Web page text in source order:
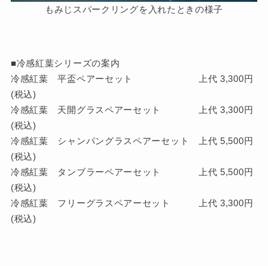
もみじスパークリングを入れたときの様子
■冷感紅葉シリーズの案内
冷感紅葉 平盃ペアーセット 上代 3,300円
(税込)
冷感紅葉 天開グラスペアーセット 上代 3,300円
(税込)
冷感紅葉 シャンパングラスペアーセット 上代 5,500円
(税込)
冷感紅葉 タンブラーペアーセット 上代 5,500円
(税込)
冷感紅葉 フリーグラスペアーセット 上代 3,300円
(税込)